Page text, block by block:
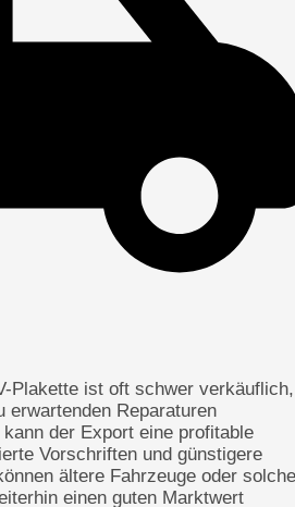
Plakette ist oft schwer verkäuflich,
erwartenden Reparaturen
der Export eine profitable
Vorschriften und günstigere
ältere Fahrzeuge oder solche
einen guten Marktwert